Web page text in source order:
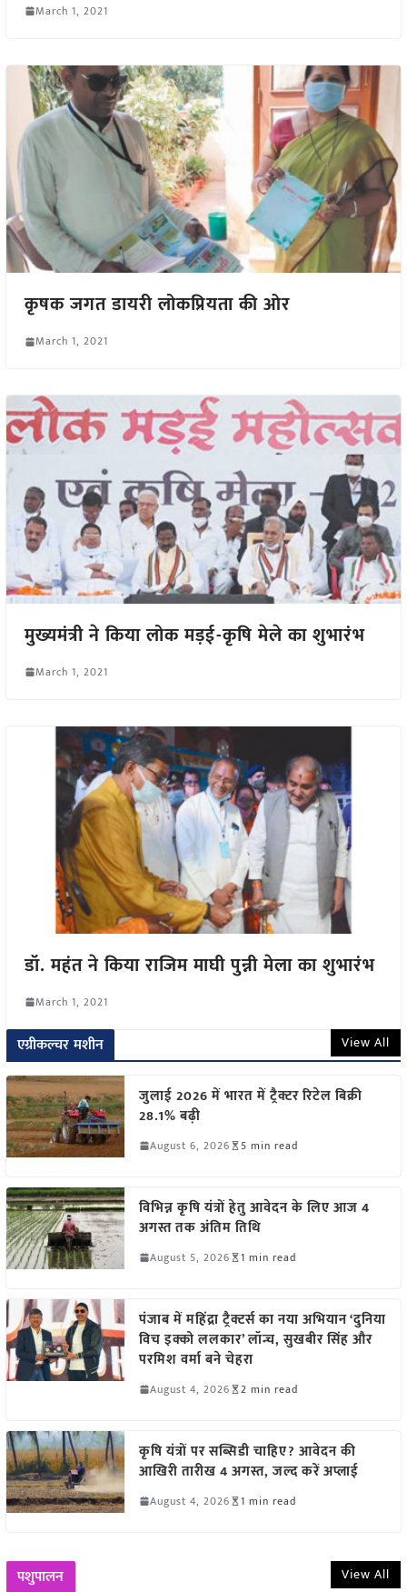
March 1, 2021
कृषक जगत डायरी लोकप्रियता की ओर
March 1, 2021
मुख्यमंत्री ने किया लोक मड़ई-कृषि मेले का शुभारंभ
March 1, 2021
डॉ. महंत ने किया राजिम माघी पुन्नी मेला का शुभारंभ
March 1, 2021
एग्रीकल्चर मशीन View All
जुलाई 2026 में भारत में ट्रैक्टर रिटेल बिक्री
28.1% बढ़ी
August 6, 2026 5 min read
विभिन्न कृषि यंत्रों हेतु आवेदन के लिए आज 4
अगस्त तक अंतिम तिथि
August 5, 2026 1 min read
पंजाब में महिंद्रा ट्रैक्टर्स का नया अभियान ‘दुनिया
विच इक्को ललकार’ लॉन्च, सुखबीर सिंह और
परमिश वर्मा बने चेहरा
August 4, 2026 2 min read
कृषि यंत्रों पर सब्सिडी चाहिए? आवेदन की
आखिरी तारीख 4 अगस्त, जल्द करें अप्लाई
August 4, 2026 1 min read
पशुपालन View All